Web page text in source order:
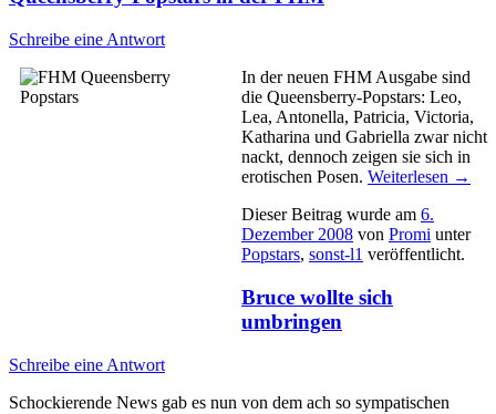
Schreibe eine Antwort
In der neuen FHM Ausgabe sind
die Queensberry-Popstars: Leo,
Lea, Antonella, Patricia, Victoria,
Katharina und Gabriella zwar nicht
nackt, dennoch zeigen sie sich in
erotischen Posen. Weiterlesen →
Dieser Beitrag wurde am 6.
Dezember 2008 von Promi unter
Popstars, sonst-l1 veröffentlicht.
Bruce wollte sich
umbringen
Schreibe eine Antwort
Schockierende News gab es nun von dem ach so sympatischen